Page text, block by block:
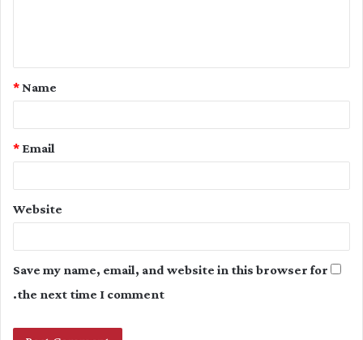
t
Name
*
Email
*
Website
Save my name, email, and website in this browser for
the next time I comment.